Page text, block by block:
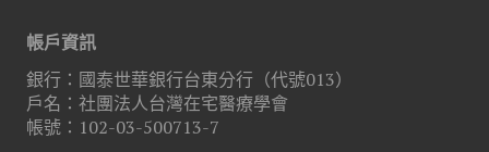
帳戶資訊
銀行：國泰世華銀行台東分行（代號013）
戶名：社團法人台灣在宅醫療學會
帳號：102-03-500713-7